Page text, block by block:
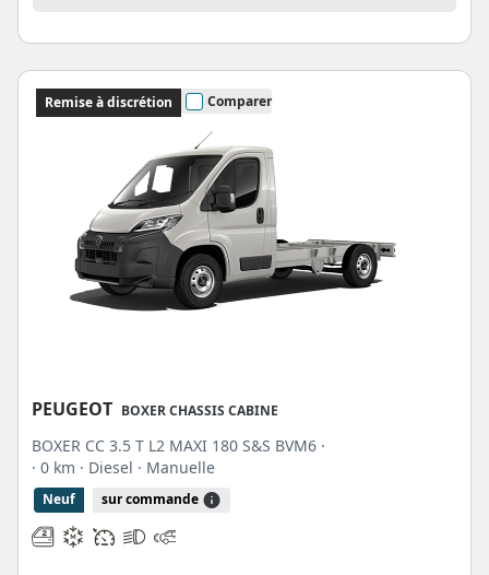
Remise à discrétion Comparer
PEUGEOT BOXER CHASSIS CABINE
BOXER CC 3.5 T L2 MAXI 180 S&S BVM6 ·
· 0 km · Diesel · Manuelle
Neuf sur commande